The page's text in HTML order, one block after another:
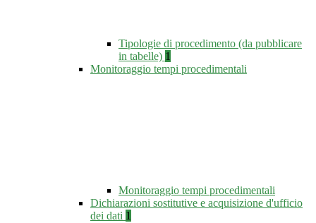
Tipologie di procedimento (da pubblicare
in tabelle) 1
Monitoraggio tempi procedimentali
Monitoraggio tempi procedimentali
Dichiarazioni sostitutive e acquisizione d'ufficio
dei dati 1